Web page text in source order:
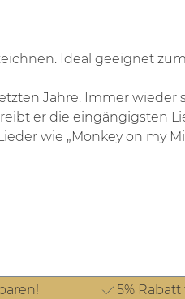
Ideal geeignet
Jahre. Immer
er die eingängigsten
wie „Monkey on my
5%